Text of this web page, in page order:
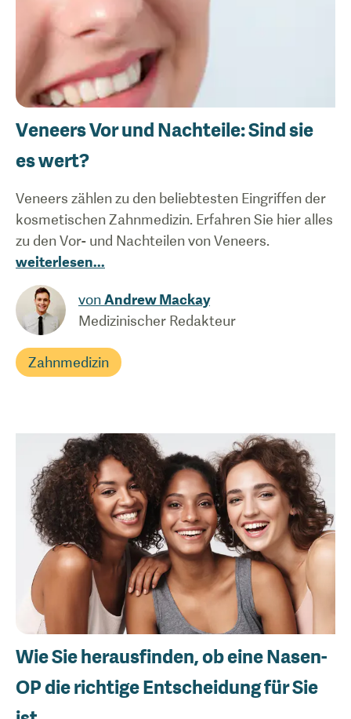
Veneers Vor und Nachteile: Sind sie
es wert?
Veneers zählen zu den beliebtesten Eingriffen der
kosmetischen Zahnmedizin. Erfahren Sie hier alles
zu den Vor- und Nachteilen von Veneers.
weiterlesen...
vonAndrew Mackay
Medizinischer Redakteur
Zahnmedizin
Wie Sie herausfinden, ob eine Nasen-
OP die richtige Entscheidung für Sie